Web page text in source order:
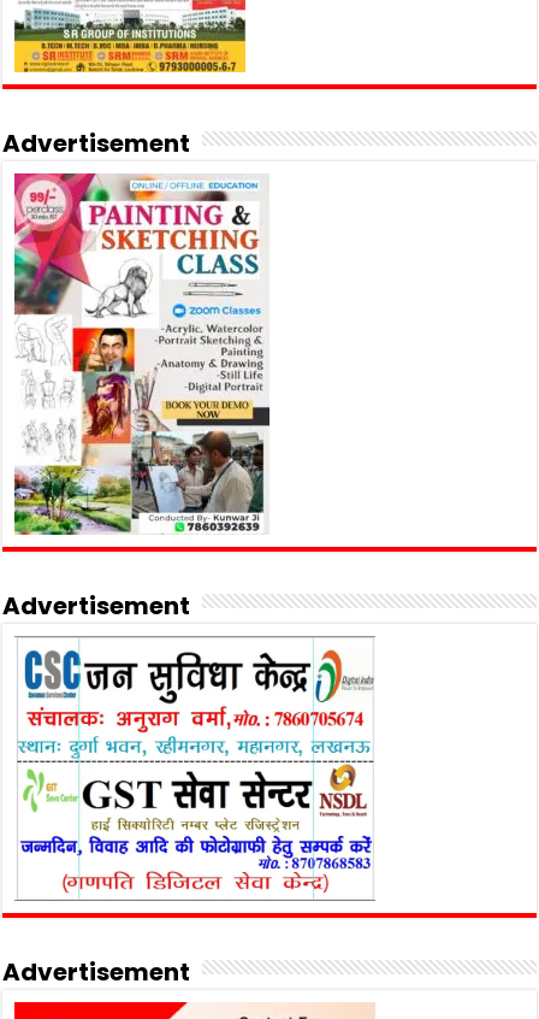
Advertisement
Advertisement
Advertisement